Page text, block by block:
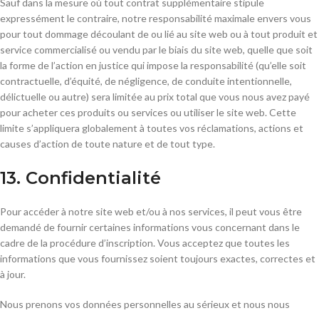
Sauf dans la mesure où tout contrat supplémentaire stipule
expressément le contraire, notre responsabilité maximale envers vous
pour tout dommage découlant de ou lié au site web ou à tout produit et
service commercialisé ou vendu par le biais du site web, quelle que soit
la forme de l’action en justice qui impose la responsabilité (qu’elle soit
contractuelle, d’équité, de négligence, de conduite intentionnelle,
délictuelle ou autre) sera limitée au prix total que vous nous avez payé
pour acheter ces produits ou services ou utiliser le site web. Cette
limite s’appliquera globalement à toutes vos réclamations, actions et
causes d’action de toute nature et de tout type.
13. Confidentialité
Pour accéder à notre site web et/ou à nos services, il peut vous être
demandé de fournir certaines informations vous concernant dans le
cadre de la procédure d’inscription. Vous acceptez que toutes les
informations que vous fournissez soient toujours exactes, correctes et
à jour.
Nous prenons vos données personnelles au sérieux et nous nous